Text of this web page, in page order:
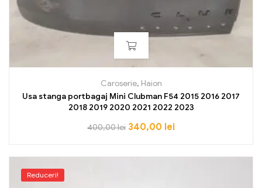
Caroserie, Haion
Usa stanga portbagaj Mini Clubman F54 2015 2016 2017
2018 2019 2020 2021 2022 2023
400,00lei 340,00 lei
Reduceri!